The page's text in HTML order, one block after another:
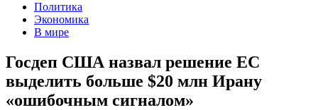
Политика
Экономика
В мире
Госдеп США назвал решение ЕС
выделить больше $20 млн Ирану
«ошибочным сигналом»